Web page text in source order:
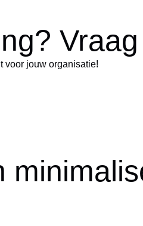
voor jouw organisatie!